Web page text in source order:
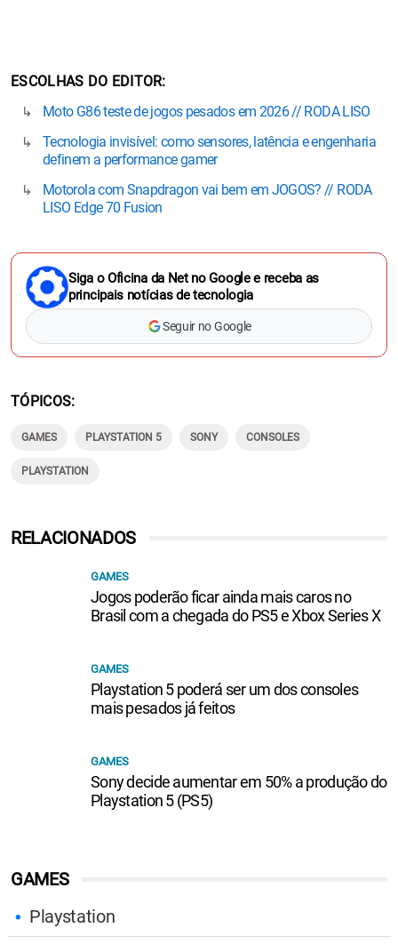
ESCOLHAS DO EDITOR
Moto G86 teste de jogos pesados em 2026 // RODA LISO
Tecnologia invisível: como sensores, latência e engenharia
definem a performance gamer
Motorola com Snapdragon vai bem em JOGOS? // RODA
LISO Edge 70 Fusion
Siga o Oficina da Net no Google e receba as
principais notícias de tecnologia
Seguir no Google
TÓPICOS
GAMES PLAYSTATION 5 SONY CONSOLES
PLAYSTATION
GAMES
Playstation
RELACIONADOS
GAMES
Jogos poderão ficar ainda mais caros no
Brasil com a chegada do PS5 e Xbox Series X
GAMES
Playstation 5 poderá ser um dos consoles
mais pesados já feitos
GAMES
Sony decide aumentar em 50% a produção do
Playstation 5 (PS5)